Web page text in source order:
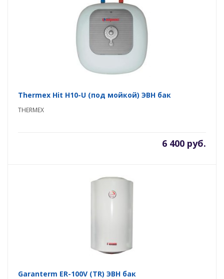
Thermex Hit H10-U (под мойкой) ЭВН бак
THERMEX
6 400 руб.
Garanterm ER-100V (TR) ЭВН бак